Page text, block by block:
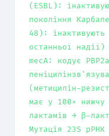
(ESBL):
покоління
48): інактивують
останньої
mecA: кодує
(метицилін-
має у 100× нижчу
лактамів → β-
Мутація 23S